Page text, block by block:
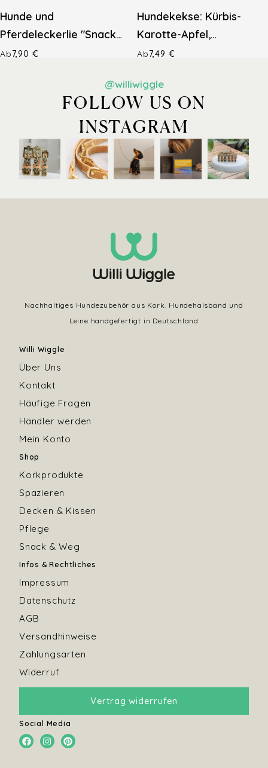
Hunde und
Pferdeleckerlie "Snack
& Weg" Kokos Sticks
Ab7,90 €
Hundekekse: Kürbis-
Karotte-Apfel,
Buchweizen Waffeln
Ab7,49 €
@williwiggle
FOLLOW US ON
INSTAGRAM
Nachhaltiges Hundezubehör aus Kork. Hundehalsband und
Leine handgefertigt in Deutschland
Willi Wiggle
Über Uns
Kontakt
Häufige Fragen
Händler werden
Mein Konto
Shop
Korkprodukte
Spazieren
Decken & Kissen
Pflege
Snack & Weg
Infos & Rechtliches
Impressum
Datenschutz
AGB
Versandhinweise
Zahlungsarten
Widerruf
Vertrag widerrufen
Social Media